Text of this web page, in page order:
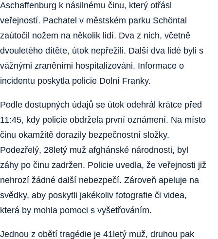
Aschaffenburg k násilnému činu, který otřásl
veřejností. Pachatel v městském parku Schöntal
zaútočil nožem na několik lidí. Dva z nich, včetně
dvouletého dítěte, útok nepřežili. Další dva lidé byli s
vážnými zraněními hospitalizováni. Informace o
incidentu poskytla policie Dolní Franky.
Podle dostupných údajů se útok odehrál krátce před
11:45, kdy policie obdržela první oznámení. Na místo
činu okamžitě dorazily bezpečnostní složky.
Podezřelý, 28letý muž afghánské národnosti, byl
záhy po činu zadržen. Policie uvedla, že veřejnosti již
nehrozí žádné další nebezpečí. Zároveň apeluje na
svědky, aby poskytli jakékoliv fotografie či videa,
která by mohla pomoci s vyšetřováním.
Jednou z obětí tragédie je 41letý muž, druhou pak